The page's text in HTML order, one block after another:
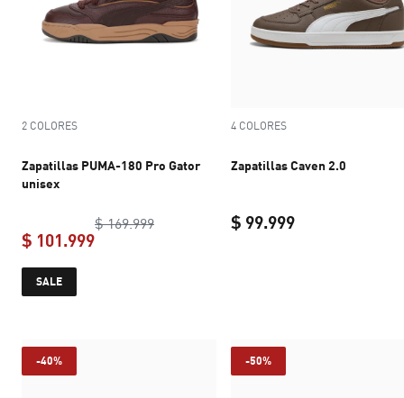
2 COLORES
Zapatillas PUMA-180 Pro Gator
unisex
$ 169.999original price $ 169.999
$ 101.999
SALE
4 COLORES
Zapatillas Caven 2.0
$ 99.999
-40% -50%